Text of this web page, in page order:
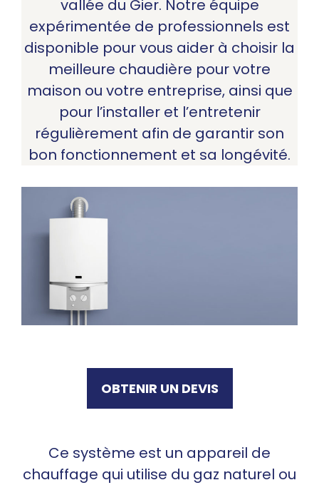
vallée du Gier. Notre équipe
expérimentée de professionnels est
disponible pour vous aider à choisir la
meilleure chaudière pour votre
maison ou votre entreprise, ainsi que
pour l’installer et l’entretenir
régulièrement afin de garantir son
bon fonctionnement et sa longévité.
OBTENIR UN DEVIS
Ce système est un appareil de
chauffage qui utilise du gaz naturel ou